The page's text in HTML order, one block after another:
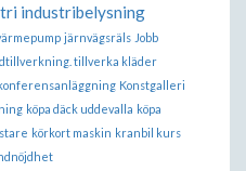
industribelysning
järnvägsräls Jobb
tillverka kläder
Konstgalleri
köpa däck uddevalla köpa
körkort maskin kranbil kurs